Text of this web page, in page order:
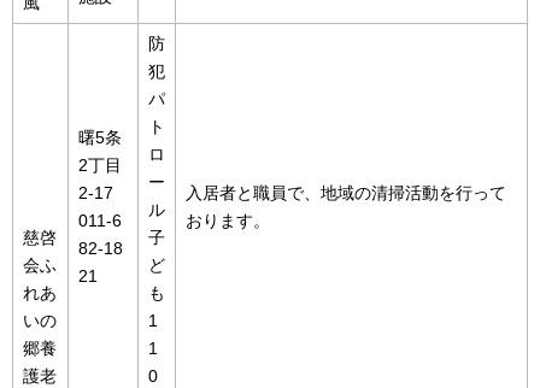
慈啓
会ふ
れあ
いの
郷養
護老
曙5条
2丁目
2-17
011-6
82-18
21
防
犯
パ
ト
ロ
ー
ル
子
ど
も
1
1
0
入居者と職員で、地域の清掃活動を行って
おります。